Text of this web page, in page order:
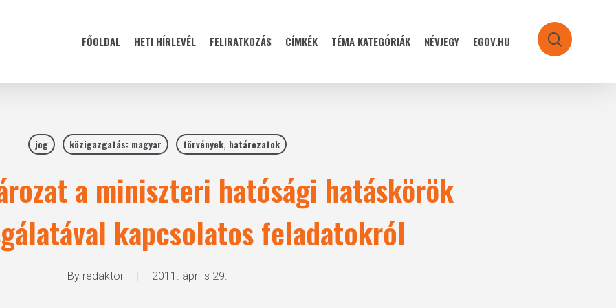
FŐOLDAL HETI HÍRLEVÉL FELIRATKOZÁS CÍMKÉK TÉMA KATEGÓRIÁK NÉVJEGY EGOV.HU search
jog közigazgatás: magyar törvények, határozatok
a miniszteri hatósági hatáskörök
kapcsolatos feladatokról
By redaktor 2011. április 29.